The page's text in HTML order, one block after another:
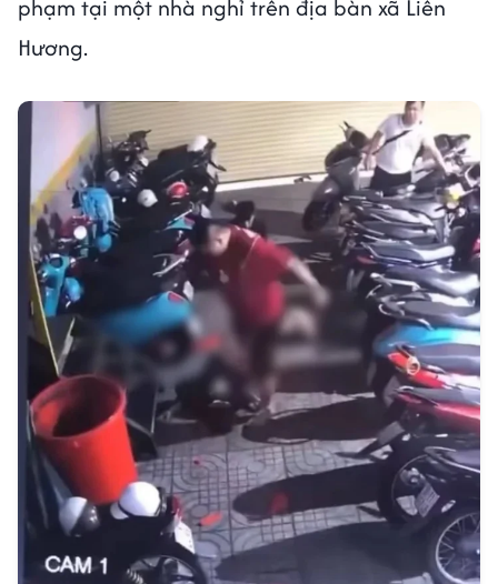
phạm tại một nhà nghỉ trên địa bàn xã Liên
Hương.